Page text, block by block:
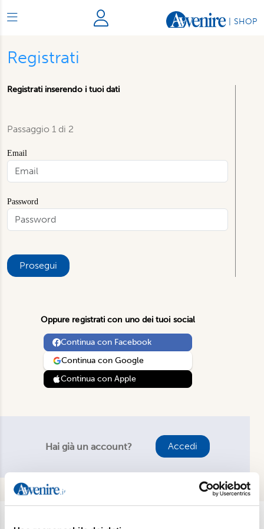
SHOP
Registrati
Registrati inserendo i tuoi dati
Passaggio 1 di 2
Email
Password
Prosegui
Oppure registrati con uno dei tuoi social
Continua con Facebook
Continua con Google
Continua con Apple
Hai già un account? Accedi